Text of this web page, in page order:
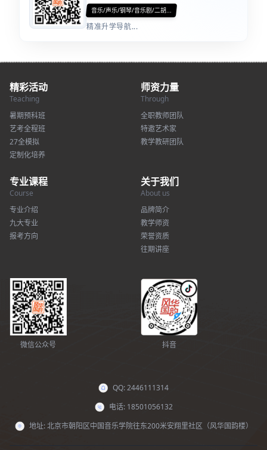
音乐/声乐/钢琴/音乐剧/二胡...
精准升学导航...
精彩活动
Teaching
暑期预科班
艺考全程班
27全模拟
定制化培养
师资力量
Through
全职教师团队
特邀艺术家
教学教研团队
专业课程
Course
专业介绍
九大专业
报考方向
关于我们
About us
品牌简介
教学师资
荣誉资质
往期讲座
微信公众号 抖音
QQ: 2446111314
电话: 18501056132
地址: 北京市朝阳区中国音乐学院往东200米安翔里社区（风华国韵楼）